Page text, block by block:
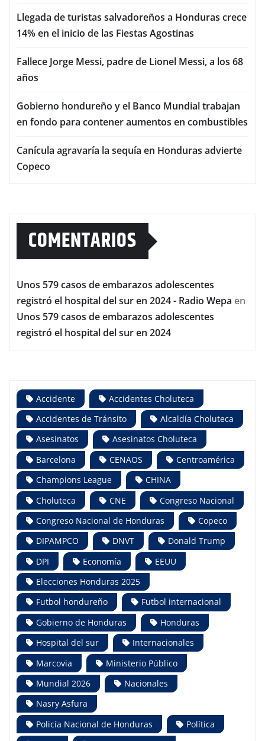
Llegada de turistas salvadoreños a Honduras crece
14% en el inicio de las Fiestas Agostinas
Fallece Jorge Messi, padre de Lionel Messi, a los 68
años
Gobierno hondureño y el Banco Mundial trabajan
en fondo para contener aumentos en combustibles
Canícula agravaría la sequía en Honduras advierte
Copeco
COMENTARIOS
Unos 579 casos de embarazos adolescentes
registró el hospital del sur en 2024 - Radio Wepa en
Unos 579 casos de embarazos adolescentes
registró el hospital del sur en 2024
Accidente
Accidentes Choluteca
Accidentes de Tránsito
Alcaldía Choluteca
Asesinatos
Asesinatos Choluteca
Barcelona
CENAOS
Centroamérica
Champions League
CHINA
Choluteca
CNE
Congreso Nacional
Congreso Nacional de Honduras
Copeco
DIPAMPCO
DNVT
Donald Trump
DPI
Economía
EEUU
Elecciones Honduras 2025
Futbol hondureño
Futbol internacional
Gobierno de Honduras
Honduras
Hospital del sur
Internacionales
Marcovia
Ministerio Público
Mundial 2026
Nacionales
Nasry Asfura
Policía Nacional de Honduras
Política